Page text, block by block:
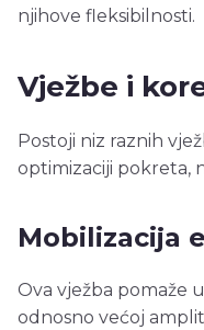
njihove fleksibilnosti.
Vježbe i
Postoji niz raznih
optimizaciji pokreta,
Mobilizacija
Ova vježba pomaže
odnosno većoj